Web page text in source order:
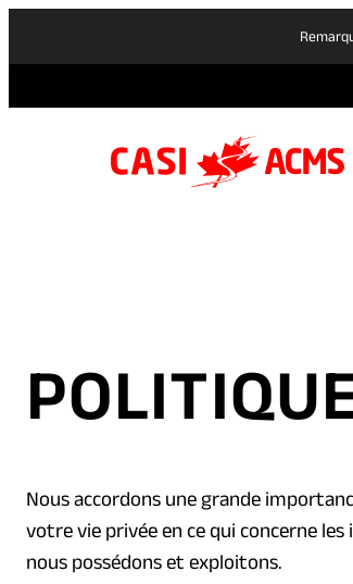
Nous accordons une grande
votre vie privée en ce qui concerne
nous possédons et exploitons.